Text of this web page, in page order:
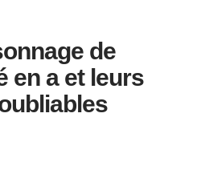
de
en a et leurs